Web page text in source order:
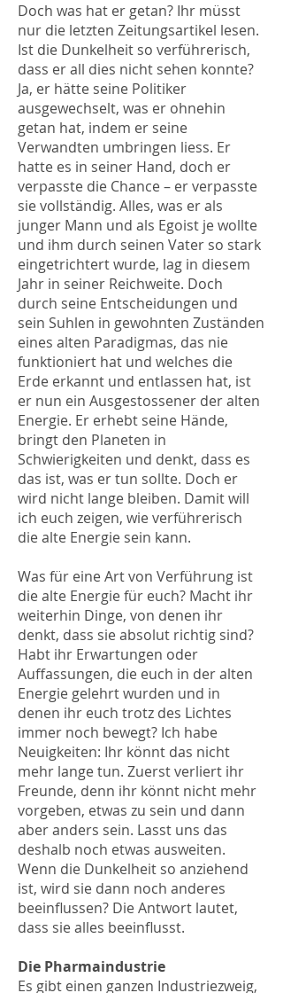
Doch was hat er getan? Ihr müsst
nur die letzten Zeitungsartikel lesen.
Ist die Dunkelheit so verführerisch,
dass er all dies nicht sehen konnte?
Ja, er hätte seine Politiker
ausgewechselt, was er ohnehin
getan hat, indem er seine
Verwandten umbringen liess. Er
hatte es in seiner Hand, doch er
verpasste die Chance – er verpasste
sie vollständig. Alles, was er als
junger Mann und als Egoist je wollte
und ihm durch seinen Vater so stark
eingetrichtert wurde, lag in diesem
Jahr in seiner Reichweite. Doch
durch seine Entscheidungen und
sein Suhlen in gewohnten Zuständen
eines alten Paradigmas, das nie
funktioniert hat und welches die
Erde erkannt und entlassen hat, ist
er nun ein Ausgestossener der alten
Energie. Er erhebt seine Hände,
bringt den Planeten in
Schwierigkeiten und denkt, dass es
das ist, was er tun sollte. Doch er
wird nicht lange bleiben. Damit will
ich euch zeigen, wie verführerisch
die alte Energie sein kann.
Was für eine Art von Verführung ist
die alte Energie für euch? Macht ihr
weiterhin Dinge, von denen ihr
denkt, dass sie absolut richtig sind?
Habt ihr Erwartungen oder
Auffassungen, die euch in der alten
Energie gelehrt wurden und in
denen ihr euch trotz des Lichtes
immer noch bewegt? Ich habe
Neuigkeiten: Ihr könnt das nicht
mehr lange tun. Zuerst verliert ihr
Freunde, denn ihr könnt nicht mehr
vorgeben, etwas zu sein und dann
aber anders sein. Lasst uns das
deshalb noch etwas ausweiten.
Wenn die Dunkelheit so anziehend
ist, wird sie dann noch anderes
beeinflussen? Die Antwort lautet,
dass sie alles beeinflusst.
Die Pharmaindustrie
Es gibt einen ganzen Industriezweig,